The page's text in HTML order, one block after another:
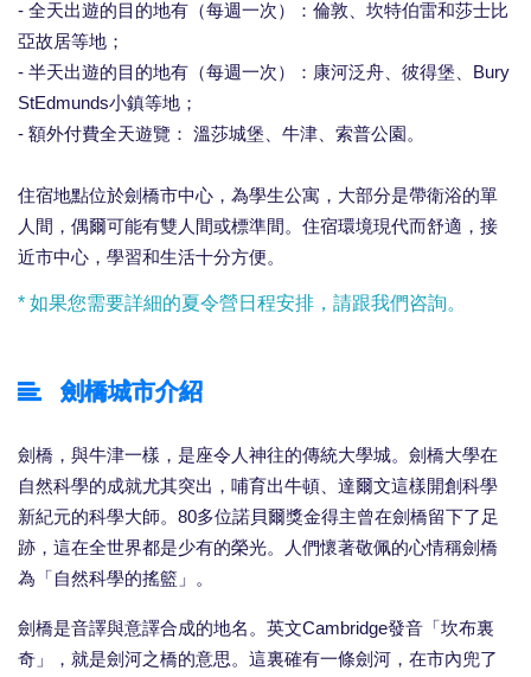
- 全天出遊的目的地有（每週一次）：倫敦、坎特伯雷和莎士比
亞故居等地；
- 半天出遊的目的地有（每週一次）：康河泛舟、彼得堡、Bury
StEdmunds小鎮等地；
- 額外付費全天遊覽： 溫莎城堡、牛津、索普公園。
住宿地點位於劍橋市中心，為學生公寓，大部分是帶衛浴的單
人間，偶爾可能有雙人間或標準間。住宿環境現代而舒適，接
近市中心，學習和生活十分方便。
* 如果您需要詳細的夏令營日程安排，請跟我們咨詢。
劍橋城市介紹
劍橋，與牛津一樣，是座令人神往的傳統大學城。劍橋大學在
自然科學的成就尤其突出，哺育出牛頓、達爾文這樣開創科學
新紀元的科學大師。80多位諾貝爾獎金得主曾在劍橋留下了足
跡，這在全世界都是少有的榮光。人們懷著敬佩的心情稱劍橋
為「自然科學的搖籃」。
劍橋是音譯與意譯合成的地名。英文Cambridge發音「坎布裏
奇」，就是劍河之橋的意思。這裏確有一條劍河，在市內兜了